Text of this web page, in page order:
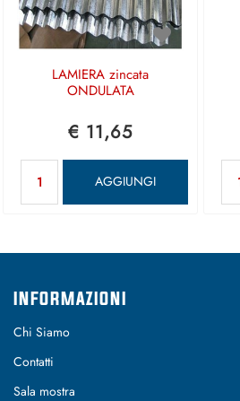
LAMIERA zincata
ONDULATA
€ 11,65
AGGIUNGI
INFORMAZIONI
Chi Siamo
Contatti
Sala mostra